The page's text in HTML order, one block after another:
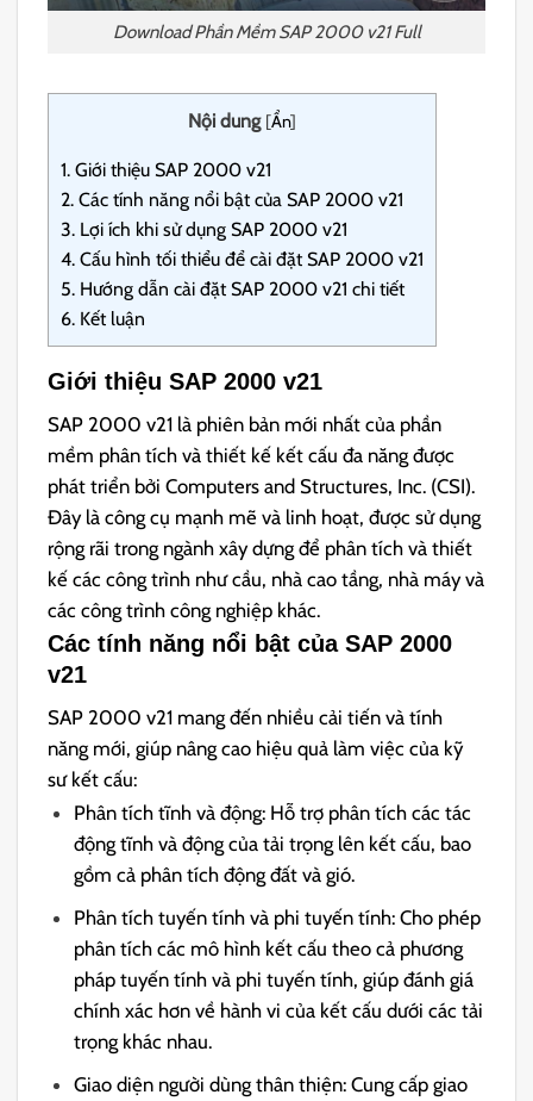
Download Phần Mềm SAP 2000 v21 Full
Nội dung [Ẩn]
1. Giới thiệu SAP 2000 v21
2. Các tính năng nổi bật của SAP 2000 v21
3. Lợi ích khi sử dụng SAP 2000 v21
4. Cấu hình tối thiểu để cài đặt SAP 2000 v21
5. Hướng dẫn cài đặt SAP 2000 v21 chi tiết
6. Kết luận
Giới thiệu SAP 2000 v21
SAP 2000 v21 là phiên bản mới nhất của phần
mềm phân tích và thiết kế kết cấu đa năng được
phát triển bởi Computers and Structures, Inc. (CSI).
Đây là công cụ mạnh mẽ và linh hoạt, được sử dụng
rộng rãi trong ngành xây dựng để phân tích và thiết
kế các công trình như cầu, nhà cao tầng, nhà máy và
các công trình công nghiệp khác.
Các tính năng nổi bật của SAP 2000
v21
SAP 2000 v21 mang đến nhiều cải tiến và tính
năng mới, giúp nâng cao hiệu quả làm việc của kỹ
sư kết cấu:
Phân tích tĩnh và động: Hỗ trợ phân tích các tác
động tĩnh và động của tải trọng lên kết cấu, bao
gồm cả phân tích động đất và gió.
Phân tích tuyến tính và phi tuyến tính: Cho phép
phân tích các mô hình kết cấu theo cả phương
pháp tuyến tính và phi tuyến tính, giúp đánh giá
chính xác hơn về hành vi của kết cấu dưới các tải
trọng khác nhau.
Giao diện người dùng thân thiện: Cung cấp giao